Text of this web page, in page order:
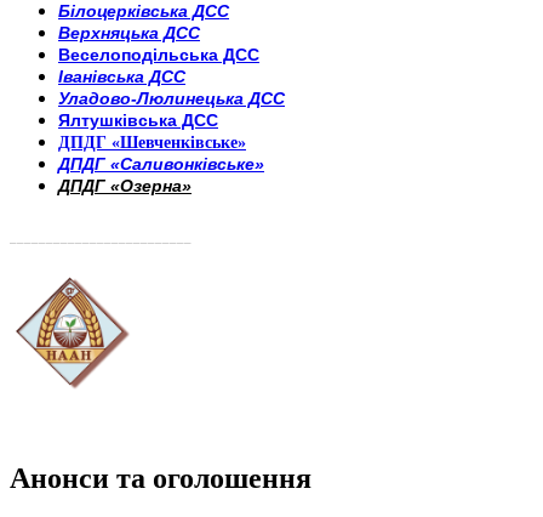
Білоцерківська ДСС
Верхняцька ДСС
Веселоподільська ДСС
Іванівська ДСС
Уладово-Люлинецька ДСС
Ялтушківська ДСС
ДПДГ «Шевченківське»
ДПДГ «Саливонківське»
ДПДГ «Озерна»
Анонси та оголошення